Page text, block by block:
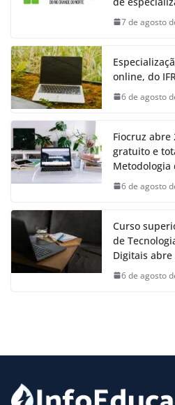
7 de agosto
online, do
6 de agosto
Fiocruz abre
gratuito e
Metodologia
6 de agosto
Curso
de
Digitais abre
6 de agosto